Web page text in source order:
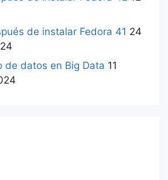
de instalar Fedora 41 24
de datos en Big Data 11